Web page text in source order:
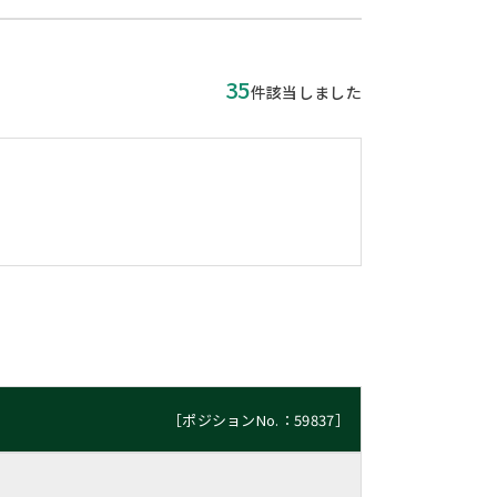
35件該当しました
［ポジションNo.：59837］